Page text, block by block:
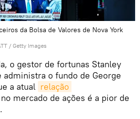
da Bolsa de Valores de Nova York
/ Getty Images
o gestor de fortunas Stanley
administra o fundo de George
a atual relação
no mercado de ações é a pior de